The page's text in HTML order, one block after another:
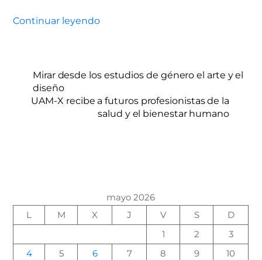
Continuar leyendo
Mirar desde los estudios de género el arte y el
diseño
UAM-X recibe a futuros profesionistas de la
salud y el bienestar humano
mayo 2026
L
M X J V S
D
1
2
3
4
5 6 7 8 9
10